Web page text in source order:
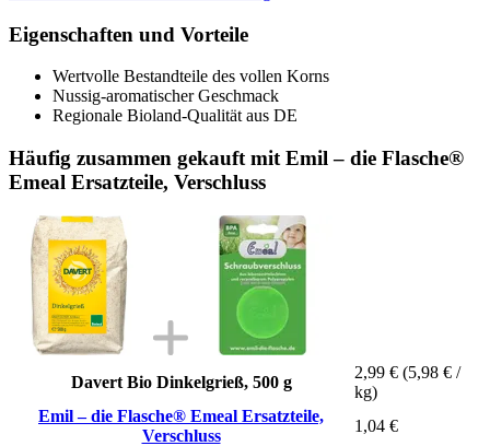
Eigenschaften und Vorteile
Wertvolle Bestandteile des vollen Korns
Nussig-aromatischer Geschmack
Regionale Bioland-Qualität aus DE
Häufig zusammen gekauft mit Emil – die Flasche®
Emeal Ersatzteile, Verschluss
Davert Bio Dinkelgrieß, 500 g
2,99 € (5,98 € /
kg)
Emil – die Flasche® Emeal Ersatzteile,
Verschluss
1,04 €